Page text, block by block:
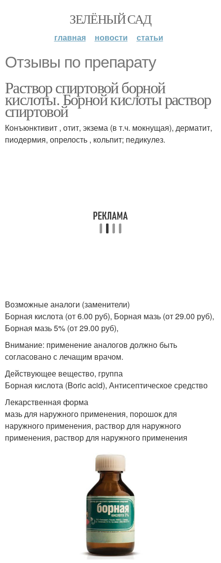
ЗЕЛЁНЫЙ САД
главная новости статьи
Отзывы по препарату
Раствор спиртовой борной
кислоты. Борной кислоты раствор
спиртовой
Конъюнктивит , отит, экзема (в т.ч. мокнущая), дерматит,
пиодермия, опрелость , кольпит; педикулез.
Возможные аналоги (заменители)
Борная кислота (от 6.00 руб), Борная мазь (от 29.00 руб),
Борная мазь 5% (от 29.00 руб),
Внимание: применение аналогов должно быть
согласовано с лечащим врачом.
Действующее вещество, группа
Борная кислота (Boric acid), Антисептическое средство
Лекарственная форма
мазь для наружного применения, порошок для
наружного применения, раствор для наружного
применения, раствор для наружного применения